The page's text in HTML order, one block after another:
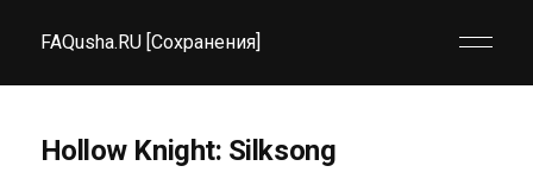
FAQusha.RU [Сохранения]
Hollow Knight: Silksong